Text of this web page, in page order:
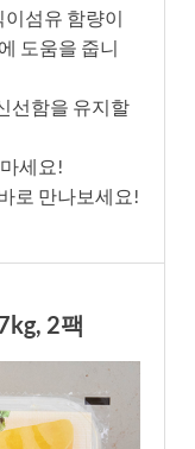
섬유 함량이
도움을 줍니
선함을 유지할
세요!
로 만나보세요!
2팩